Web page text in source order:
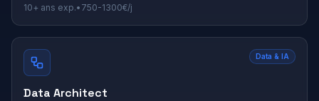
10+ ans exp.• 750-1300€/j
Data & IA
Data Architect